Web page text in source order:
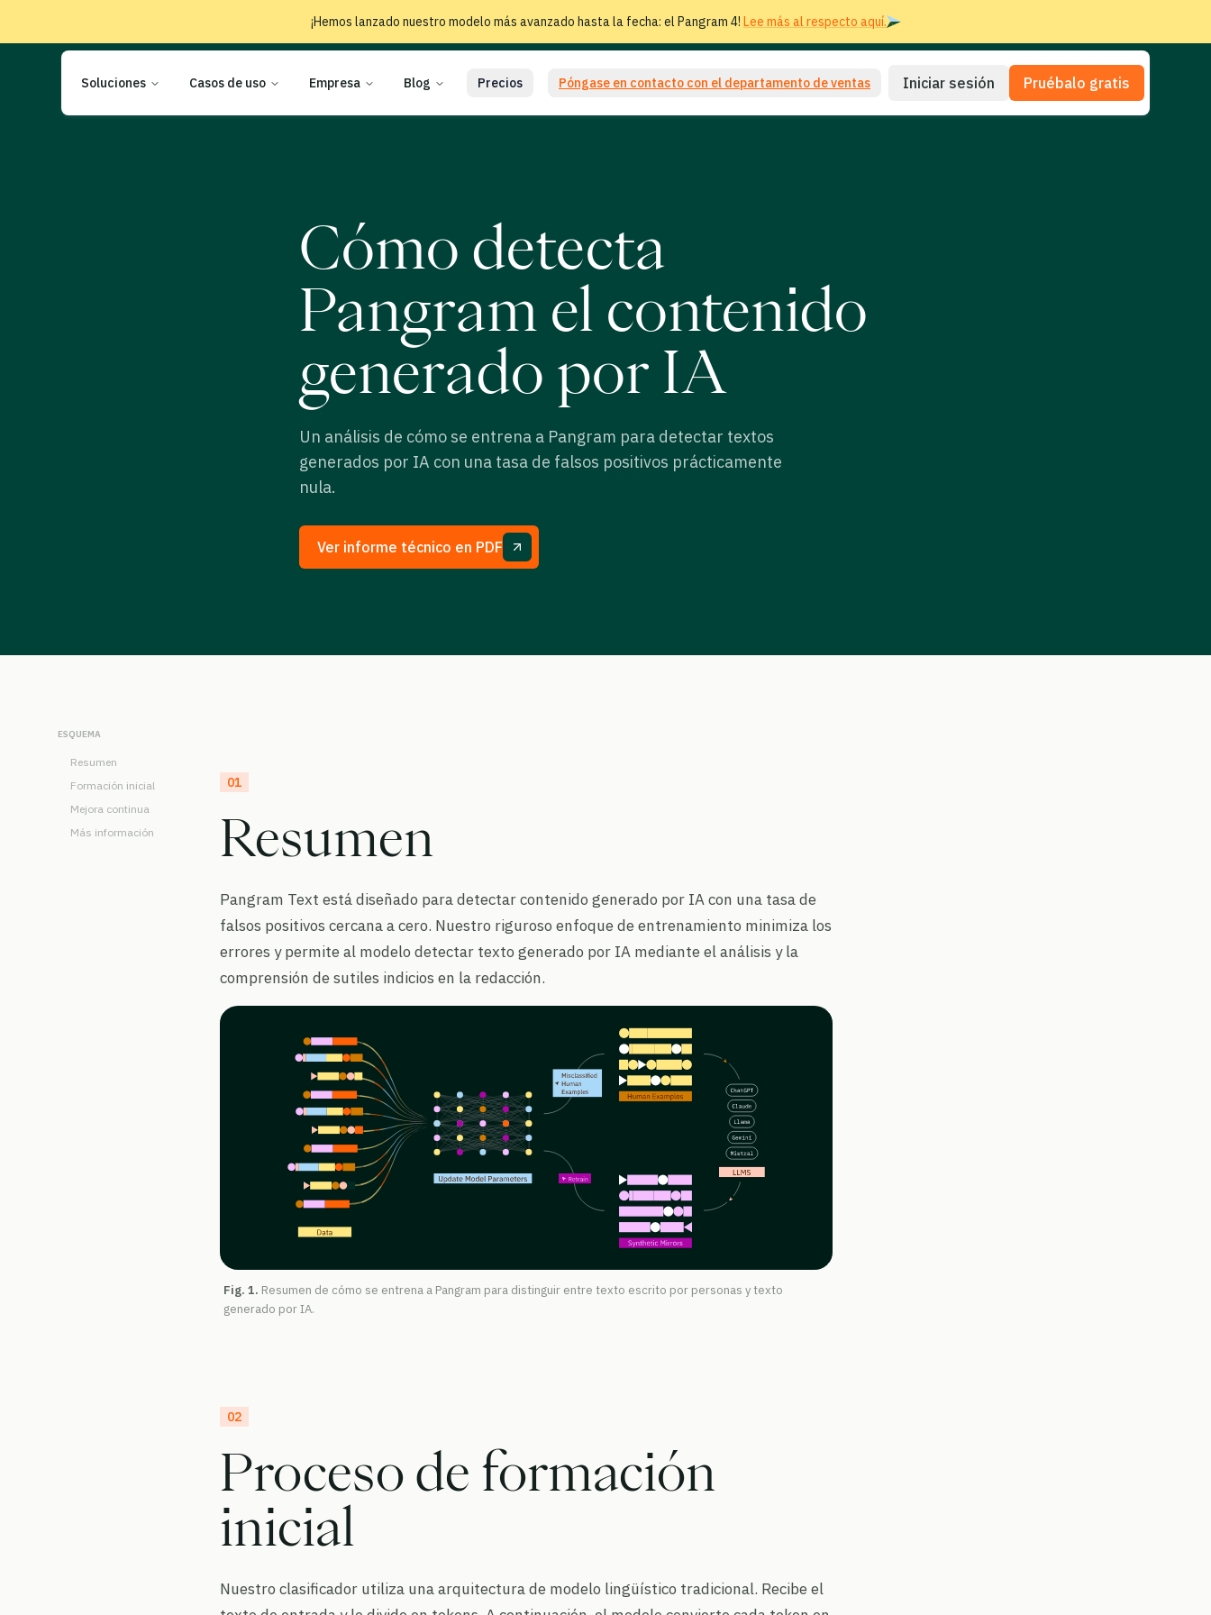
¡Hemos lanzado nuestro modelo más avanzado hasta la fecha: el Pangram 4! Lee más al respecto aquí.
Soluciones Casos de uso Empresa Blog Precios Póngase en contacto con el departamento de ventas Iniciar sesión Pruébalo gratis
Cómo detecta
Pangram el contenido
generado por IA
Un análisis de cómo se entrena a Pangram para detectar textos
generados por IA con una tasa de falsos positivos prácticamente
nula.
Ver informe técnico en PDF
ESQUEMA
Resumen
Formación inicial
Mejora continua
Más información
01
Resumen
Pangram Text está diseñado para detectar contenido generado por IA con una tasa de
falsos positivos cercana a cero. Nuestro riguroso enfoque de entrenamiento minimiza los
errores y permite al modelo detectar texto generado por IA mediante el análisis y la
comprensión de sutiles indicios en la redacción.
Fig. 1. Resumen de cómo se entrena a Pangram para distinguir entre texto escrito por personas y texto
generado por IA.
02
Proceso de formación
inicial
Nuestro clasificador utiliza una arquitectura de modelo lingüístico tradicional. Recibe el